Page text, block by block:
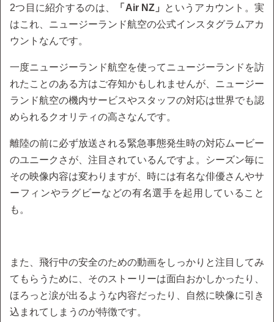
2つ目に紹介するのは、 「Air NZ」 というアカウント。実
はこれ、ニュージーランド航空の公式インスタグラムアカ
ウントなんです。
一度ニュージーランド航空を使ってニュージーランドを訪
れたことのある方はご存知かもしれませんが、ニュージー
ランド航空の機内サービスやスタッフの対応は世界でも認
められるクオリティの高さなんです。
離陸の前に必ず放送される緊急事態発生時の対応ムービー
のユニークさが、注目されているんですよ。シーズン毎に
その映像内容は変わりますが、時には有名な俳優さんやサ
ーフィンやラグビーなどの有名選手を起用していること
も。
また、飛行中の安全のための動画をしっかりと注目してみ
てもらうために、そのストーリーは面白おかしかったり、
ほろっと涙が出るような内容だったり、自然に映像に引き
込まれてしまうのが特徴です。